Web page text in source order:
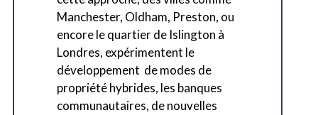
Manchester, Oldham, Preston, ou
encore le quartier de Islington à
Londres, expérimentent le
développement de modes de
propriété hybrides, les banques
communautaires, de nouvelles